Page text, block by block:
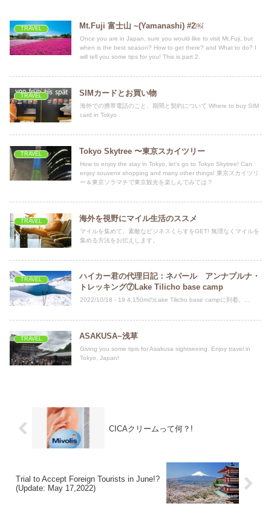
TRAVEL Mt.Fuji 富士山 ~(Yamanashi) #2￼
Once you are in Japan, sure you would like to visit Mt.Fuji, but
when is the best season? How to get there? and What to do? I
will tell you some tips for you! This is part 2.
TRAVEL SIMカードとお買い物
海外での携帯電話のこと、期間と契約について Where to buy SIM
card in Tokyo
TRAVEL Tokyo Skytree 〜東京スカイツリー
How to enjoy the stay in Tokyo, let's go to Tokyo Skytree! Can
enjoy souvenir shopping and many other things! 東京スカイツリ
ー＆東京ソラマチで東京観光を楽しんでみては？
TRAVEL 海外を視野にマイル生活のススメ
マイルを集めて、素敵なビジネスくらすをGET! 無理なくマイルを
集める方法をお伝えします。
TRAVEL
ハイカー君の代理日記：ネパール アンナプルナ・
トレッキング⑦Lake Tilicho base camp
2022/10/18 - 19 4,150mのLake Tilicho base campに到着。...
TRAVEL ASAKUSA~浅草
Giving you some tipis for Asakusa sightseeing. Enjoy travel in
Tokyo, Japan!
CICAクリームって何？!
Trial to Accept Foreign Tourists in June!?
(Update: May 17,2022)